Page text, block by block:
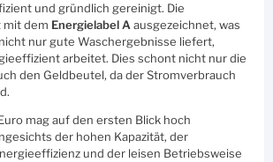
und gründlich gereinigt. Die
mit dem Energielabel A ausgezeichnet, was
nur gute Waschergebnisse liefert,
arbeitet. Dies schont nicht nur die
den Geldbeutel, da der Stromverbrauch
mag auf den ersten Blick hoch
der hohen Kapazität, der
und der leisen Betriebsweise